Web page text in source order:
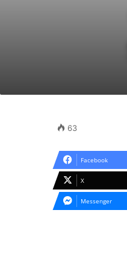
63
Facebook
X
Messenger